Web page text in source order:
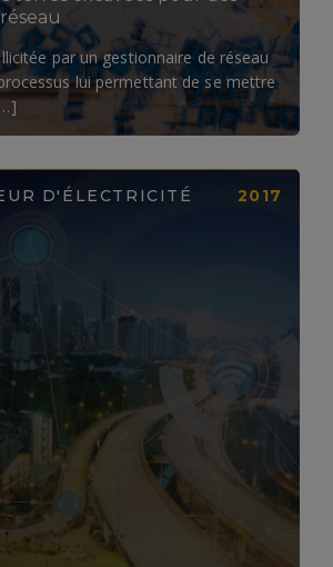
par un gestionnaire de réseau
lui permettant de se mettre
D'ÉLECTRICITÉ 2017
LIRE LA SUITE